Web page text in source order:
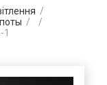
/
/
/
1